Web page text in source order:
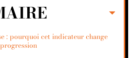
: pourquoi cet indicateur change